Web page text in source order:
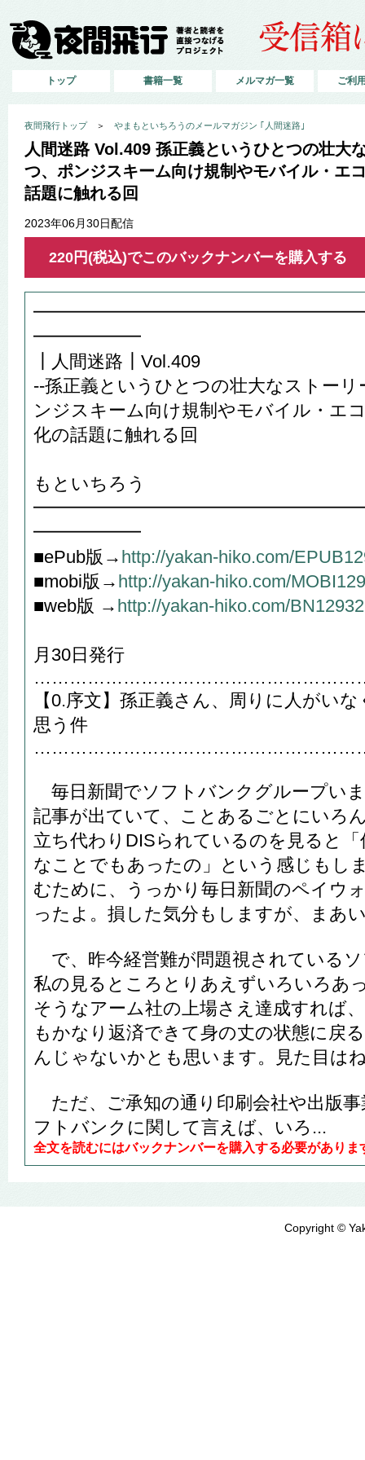
トップ 書籍一覧 メルマガ一覧 ご利
夜間飛行トップ＞ やまもといちろうのメールマガジン ｢人間迷路｣
人間迷路 Vol.409 孫正義というひとつの壮大
つ、ポンジスキーム向け規制やモバイル・エ
話題に触れる回
2023年06月30日配信
220円(税込)でこのバックナンバーを購入する
━━━━━━
┃人間迷路┃Vol.409
--孫正義というひとつの壮大なストー
ンジスキーム向け規制やモバイル・エ
化の話題に触れる回
もといちろう
━━━━━━
■ePub版→ http://yakan-hiko.com/
■mobi版→ http://yakan-hiko.com/
■web版 → http://yakan-hiko.com/BN12932
月30日発行
【0.序文】孫正義さん、周りに人がい
思う件
毎日新聞でソフトバンクグループい
記事が出ていて、ことあるごとにいろ
立ち代わりDISられているのを見ると
なことでもあったの」という感じもし
むために、うっかり毎日新聞のペイウ
ったよ。損した気分もしますが、まあ
で、昨今経営難が問題視されている
私の見るところとりあえずいろいろあ
そうなアーム社の上場さえ達成すれば
もかなり返済できて身の丈の状態に戻
んじゃないかとも思います。見た目は
ただ、ご承知の通り印刷会社や出版
フトバンクに関して言えば、いろ...
全文を読むにはバックナンバーを購入する必要がありま
Copyright ©